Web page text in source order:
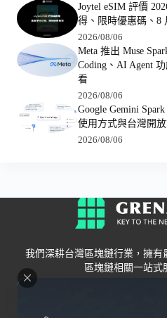
Joytel eSIM 評價
得、限時優惠碼、8
2026/08/06
Meta 推出 Muse
Coding、AI Agent
看
2026/08/06
Google Gemini
使用方式與台灣開
2026/08/06
我們深耕台灣區塊鏈行業，擁有
區塊鏈相關一站式